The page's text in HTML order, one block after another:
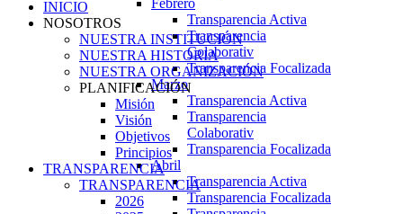
Febrero
Transparencia Activa
Transparencia
Colaborativ
Transparencia Focalizada
Marzo
Transparencia Activa
Transparencia
Colaborativ
Transparencia Focalizada
Abril
Transparencia Activa
Transparencia Focalizada
INICIO
NOSOTROS
NUESTRA INSTITUCIÓN
NUESTRA HISTORIA
NUESTRA ORGANIZACIÓN
PLANIFICACIÓN
Misión
Visión
Objetivos
Principios
TRANSPARENCIA
TRANSPARENCIA
2026